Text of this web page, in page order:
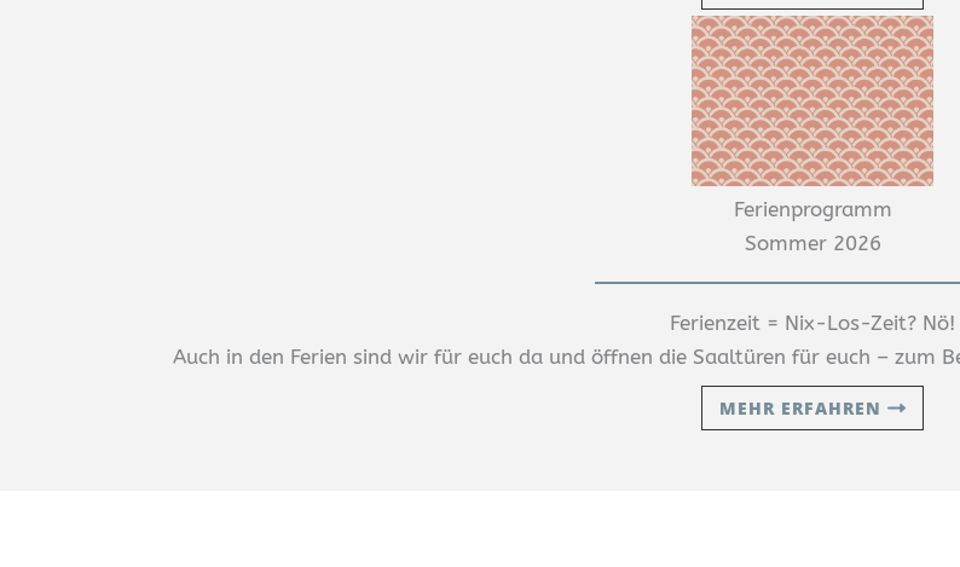
Ferienprogramm
Sommer 2026
Ferienzeit = Nix-Los-Zeit? Nö!
Auch in den Ferien sind wir für euch da und öffnen die Saaltüren für euch – zum
MEHR ERFAHREN